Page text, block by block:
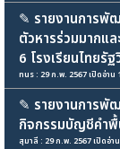
✎ รายงานการพั
ตัวหารร่วมมากแ
6 โรงเรียนไทยรั
nus : 29 ก.พ. 2567 เปิดอ่าน
✎ รายงานการพั
กิจกรรมบัญชีคำพื้
สุมาลี : 29 ก.พ. 2567 เปิดอ่า